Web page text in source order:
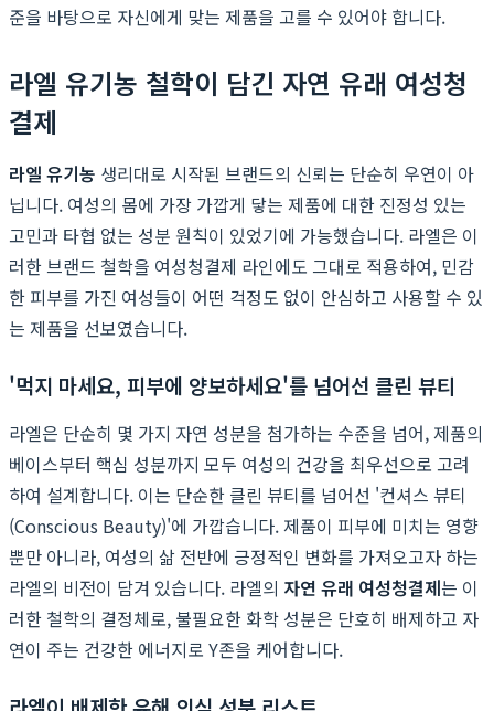
준을 바탕으로 자신에게 맞는 제품을 고를 수 있어야 합니다.
라엘 유기농 철학이 담긴 자연 유래 여성청
결제
라엘 유기농 생리대로 시작된 브랜드의 신뢰는 단순히 우연이 아
닙니다. 여성의 몸에 가장 가깝게 닿는 제품에 대한 진정성 있는
고민과 타협 없는 성분 원칙이 있었기에 가능했습니다. 라엘은 이
러한 브랜드 철학을 여성청결제 라인에도 그대로 적용하여, 민감
한 피부를 가진 여성들이 어떤 걱정도 없이 안심하고 사용할 수 있
는 제품을 선보였습니다.
'먹지 마세요, 피부에 양보하세요'를 넘어선 클린 뷰티
라엘은 단순히 몇 가지 자연 성분을 첨가하는 수준을 넘어, 제품의
베이스부터 핵심 성분까지 모두 여성의 건강을 최우선으로 고려
하여 설계합니다. 이는 단순한 클린 뷰티를 넘어선 '컨셔스 뷰티
(Conscious Beauty)'에 가깝습니다. 제품이 피부에 미치는 영향
뿐만 아니라, 여성의 삶 전반에 긍정적인 변화를 가져오고자 하는
라엘의 비전이 담겨 있습니다. 라엘의 자연 유래 여성청결제는 이
러한 철학의 결정체로, 불필요한 화학 성분은 단호히 배제하고 자
연이 주는 건강한 에너지로 Y존을 케어합니다.